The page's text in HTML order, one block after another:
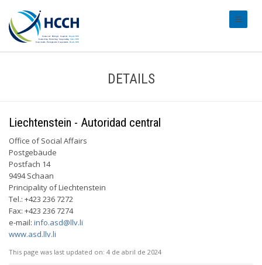
DETAILS
Liechtenstein - Autoridad central
Office of Social Affairs
Postgebäude
Postfach 14
9494 Schaan
Principality of Liechtenstein
Tel.: +423 236 7272
Fax: +423 236 7274
e-mail: info.asd@llv.li
www.asd.llv.li
This page was last updated on: 4 de abril de 2024